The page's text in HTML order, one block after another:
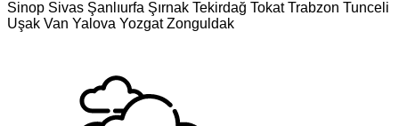
Sinop Sivas Şanlıurfa Şırnak Tekirdağ Tokat Trabzon Tunceli
Uşak Van Yalova Yozgat Zonguldak